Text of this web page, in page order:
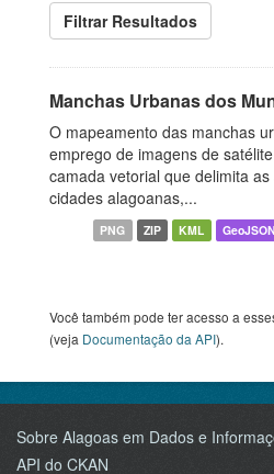
Filtrar Resultados
Manchas Urbanas dos
O mapeamento das manchas
emprego de imagens de
camada vetorial que delimita
cidades alagoanas,...
PNG ZIP KML GeoJSON
Você também pode ter acesso a
(veja Documentação da API).
Sobre Alagoas em Dados e
API do CKAN